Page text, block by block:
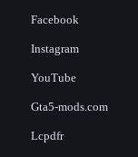
Facebook
Instagram
YouTube
Gta5-mods.com
Lcpdfr